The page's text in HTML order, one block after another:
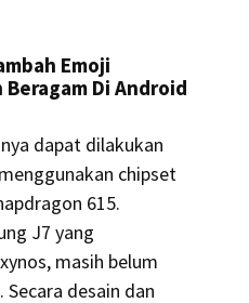
Emoji
Di Android
dapat dilakukan
chipset
615.
J7 yang
masih belum
desain dan